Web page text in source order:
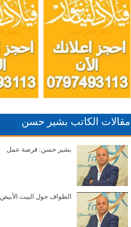
مقالات الكاتب بشير حسن
بشير حسن: فرصة عمل
الطواف حول البيت الأبيض